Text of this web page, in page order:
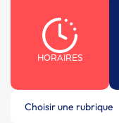
HORAIRES
Choisir une rubrique